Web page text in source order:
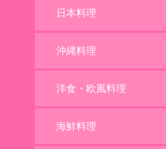
日本料理
沖縄料理
洋食・欧風料理
海鮮料理